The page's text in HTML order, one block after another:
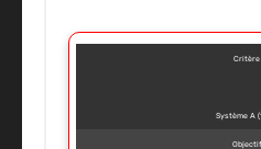
Critère
Système A
Objectif